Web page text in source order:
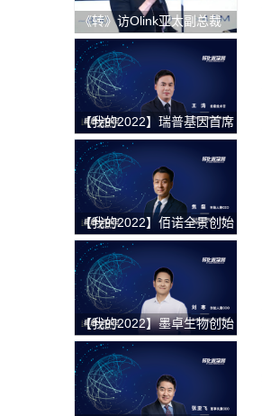
《转》访Olink亚太副总裁
Andrea Ballagi博士：新一
代蛋白组学如何加速精准医
疗新进程
【我的2022】瑞普基因首席
技术官王涛：发挥BT+AI双
引擎特色优势，推进AI技术
在精准医疗领域的临床落地
【我的2022】佰诺全景创始
人焦磊：降低使用成本和难
度，推动全景病理技术在中
国的临床转化落地
【我的2022】墨卓生物创始
人兼COO刘寒：日日精进，
久久为功，把一个好的单细
胞中国解决方案带给客户